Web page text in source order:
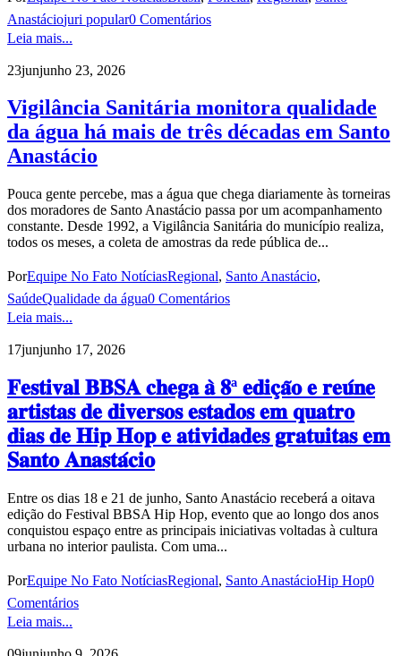
Anastáciojuri popular0 Comentários
Leia mais...
23junjunho 23, 2026
Vigilância Sanitária monitora qualidade
da água há mais de três décadas em Santo
Anastácio
Pouca gente percebe, mas a água que chega diariamente às torneiras
dos moradores de Santo Anastácio passa por um acompanhamento
constante. Desde 1992, a Vigilância Sanitária do município realiza,
todos os meses, a coleta de amostras da rede pública de...
PorEquipe No Fato NotíciasRegional, Santo Anastácio,
SaúdeQualidade da água0 Comentários
Leia mais...
17junjunho 17, 2026
𝐅𝐞𝐬𝐭𝐢𝐯𝐚𝐥 𝐁𝐁𝐒𝐀 𝐜𝐡𝐞𝐠𝐚 𝐚̀ 𝟖ª 𝐞𝐝𝐢𝐜̧𝐚̃𝐨 𝐞 𝐫𝐞𝐮́𝐧𝐞
𝐚𝐫𝐭𝐢𝐬𝐭𝐚𝐬 𝐝𝐞 𝐝𝐢𝐯𝐞𝐫𝐬𝐨𝐬 𝐞𝐬𝐭𝐚𝐝𝐨𝐬 𝐞𝐦 𝐪𝐮𝐚𝐭𝐫𝐨
𝐝𝐢𝐚𝐬 𝐝𝐞 𝐇𝐢𝐩 𝐇𝐨𝐩 𝐞 𝐚𝐭𝐢𝐯𝐢𝐝𝐚𝐝𝐞𝐬 𝐠𝐫𝐚𝐭𝐮𝐢𝐭𝐚𝐬 𝐞𝐦
𝐒𝐚𝐧𝐭𝐨 𝐀𝐧𝐚𝐬𝐭𝐚́𝐜𝐢𝐨
Entre os dias 18 e 21 de junho, Santo Anastácio receberá a oitava
edição do Festival BBSA Hip Hop, evento que ao longo dos anos
conquistou espaço entre as principais iniciativas voltadas à cultura
urbana no interior paulista. Com uma...
PorEquipe No Fato NotíciasRegional, Santo AnastácioHip Hop0
Comentários
Leia mais...